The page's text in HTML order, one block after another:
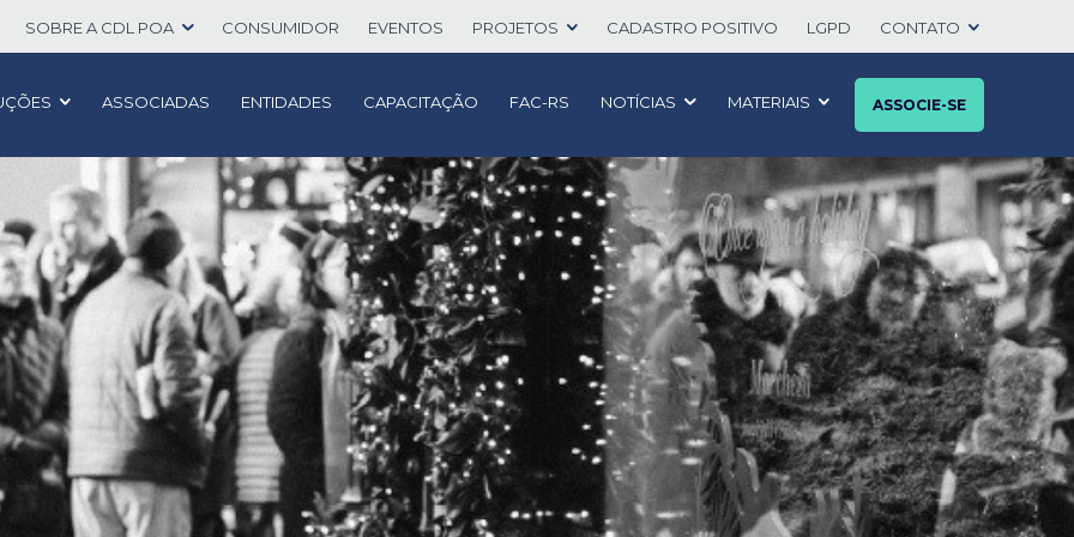
SOBRE A CDL POA CONSUMIDOR EVENTOS PROJETOS CADASTRO POSITIVO LGPD CONTATO
ASSOCIADAS ENTIDADES CAPACITAÇÃO FAC-RS NOTÍCIAS MATERIAIS ASSOCIE-SE